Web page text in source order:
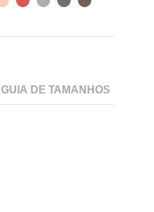
GUIA DE TAMANHOS